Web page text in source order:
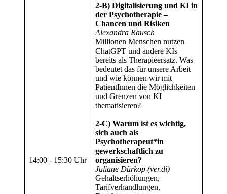
14:00 ‑ 15:30 Uhr
2-B) Digitalisierung und KI in
der Psychotherapie –
Chancen und Risiken
Alexandra Rausch
Millionen Menschen nutzen
ChatGPT und andere KIs
bereits als Therapieersatz. Was
bedeutet das für unsere Arbeit
und wie können wir mit
PatientInnen die Möglichkeiten
und Grenzen von KI
thematisieren?
2-C) Warum ist es wichtig,
sich auch als
Psychotherapeut*in
gewerkschaftlich zu
organisieren?
Juliane Dürkop (ver.di)
Gehaltserhöhungen,
Tarifverhandlungen,